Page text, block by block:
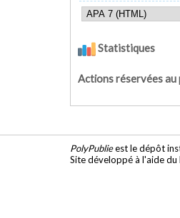
Statistiques
Actions réservées au
PolyPublieest le dépôt
Site développé à l'aide du